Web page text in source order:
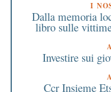
I
Dalla memoria
libro sulle
Investire sui
Ccr Insieme